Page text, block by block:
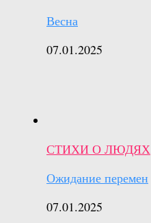
Весна
07.01.2025
СТИХИ О ЛЮДЯХ
Ожидание перемен
07.01.2025